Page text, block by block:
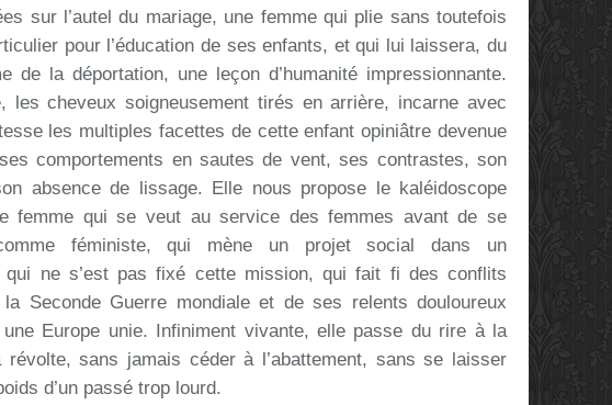
sur l’autel du mariage, une femme qui plie sans toutefois
pour l’éducation de ses enfants, et qui lui laissera, du
de la déportation, une leçon d’humanité impressionnante.
les cheveux soigneusement tirés en arrière, incarne avec
les multiples facettes de cette enfant opiniâtre devenue
comportements en sautes de vent, ses contrastes, son
absence de lissage. Elle nous propose le kaléidoscope
femme qui se veut au service des femmes avant de se
féministe, qui mène un projet social dans un
qui ne s’est pas fixé cette mission, qui fait fi des conflits
Seconde Guerre mondiale et de ses relents douloureux
une Europe unie. Infiniment vivante, elle passe du rire à la
sans jamais céder à l’abattement, sans se laisser
d’un passé trop lourd.